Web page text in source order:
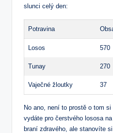
slunci celý den:
Potravina
Losos 570
Tunay 270
Vaječné žloutky 37
No ano, ⁢není to prostě o tom
vydáte pro⁣ čerstvého lososa
braní zdravého, ale stanovíte